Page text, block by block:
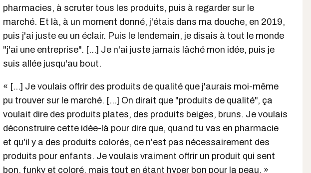
pharmacies, à scruter tous les produits, puis à regarder sur le
marché. Et là, à un moment donné, j'étais dans ma douche, en 2019,
puis j'ai juste eu un éclair. Puis le lendemain, je disais à tout le monde
"j'ai une entreprise". [...] Je n'ai juste jamais lâché mon idée, puis je
suis allée jusqu'au bout.
« [...] Je voulais offrir des produits de qualité que j'aurais moi-même
pu trouver sur le marché. [...] On dirait que "produits de qualité", ça
voulait dire des produits plates, des produits beiges, bruns. Je voulais
déconstruire cette idée-là pour dire que, quand tu vas en pharmacie
et qu'il y a des produits colorés, ce n'est pas nécessairement des
produits pour enfants. Je voulais vraiment offrir un produit qui sent
bon, funky et coloré, mais tout en étant hyper bon pour la peau. »